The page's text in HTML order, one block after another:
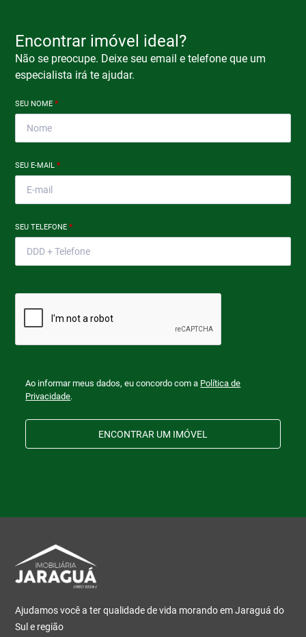
Encontrar imóvel ideal?
Não se preocupe. Deixe seu email e telefone que um
especialista irá te ajudar.
SEU NOME*
SEU E-MAIL*
SEU TELEFONE*
Ao informar meus dados, eu concordo com a Política de
Privacidade.
ENCONTRAR UM IMÓVEL
Ajudamos você a ter qualidade de vida morando em Jaraguá do
Sul e região